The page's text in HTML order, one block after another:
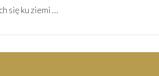
się ku ziemi …